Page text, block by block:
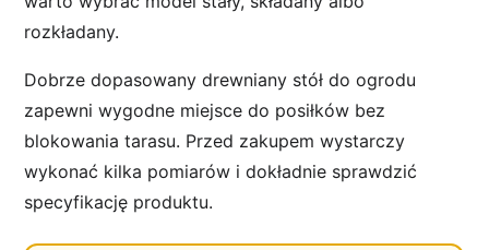
rozkładany.
Dobrze dopasowany drewniany stół do ogrodu
zapewni wygodne miejsce do posiłków bez
blokowania tarasu. Przed zakupem wystarczy
wykonać kilka pomiarów i dokładnie sprawdzić
specyfikację produktu.